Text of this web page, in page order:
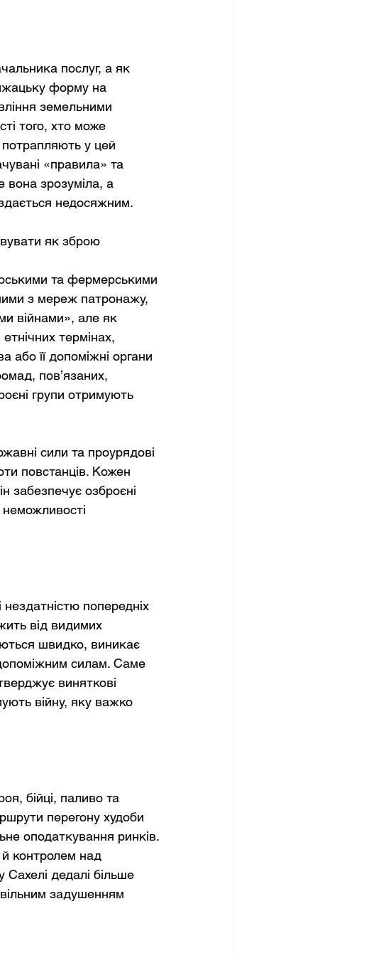
послуг, а як
форму на
земельними
того, хто може
потрапляють у цей
«правила» та
вона зрозуміла, а
недосяжним.
як зброю
та фермерськими
з мереж патронажу,
війнами», але як
термінах,
або її допоміжні органи
пов’язаних,
групи отримують
сили та проурядові
повстанців. Кожен
забезпечує озброєні
попередніх
від видимих
швидко, виникає
силам. Саме
виняткові
війну, яку важко
бійці, паливо та
перегону худоби
оподаткування ринків.
й контролем над
Сахелі дедалі більше
задушенням